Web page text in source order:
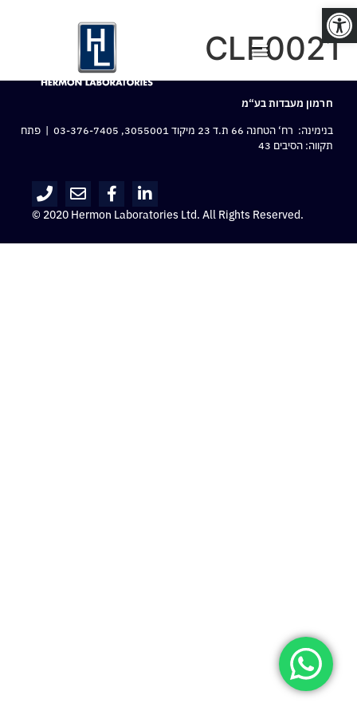
פתח סרגל נגישות
CLF0021
חרמון מעבדות בע“מ
בנימינה: רח‘ הטחנה 66 ת.ד 23 מיקוד 3055001,
03-376-7405 | פתח
תקווה: הסיבים 43
© 2020 Hermon Laboratories Ltd. All Rights Reserved.